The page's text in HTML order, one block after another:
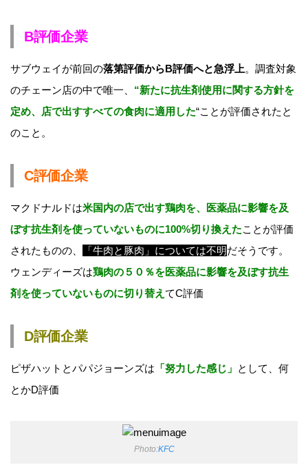
B評価企業
サブウェイが前回の落第評価からB評価へと急浮上。調査対象
のチェーン店の中で唯一、 “新たに抗生剤使用に関する方針を
定め、店で出すすべての食肉に適用した“ことが評価されたと
のこと。
C評価企業
マクドナルドは米国内の店で出す鶏肉を、医薬品に影響を及
ぼす抗生剤を使っていないものに100%切り換えたことが評価
されたものの、
「牛肉と豚肉」については不明だそうです。
ウェンディーズは鶏肉の５０％を医薬品に影響を及ぼす抗生
剤を使っていないものに切り替え てC評価
D評価企業
ピザハットとパパジョーンズは 「努力した感じ」 として、何
とかD評価
Photo:KFC